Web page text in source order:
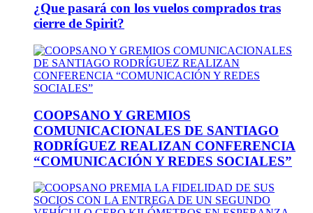
¿Que pasará con los vuelos comprados tras
cierre de Spirit?
COOPSANO Y GREMIOS
COMUNICACIONALES DE SANTIAGO
RODRÍGUEZ REALIZAN CONFERENCIA
“COMUNICACIÓN Y REDES SOCIALES”